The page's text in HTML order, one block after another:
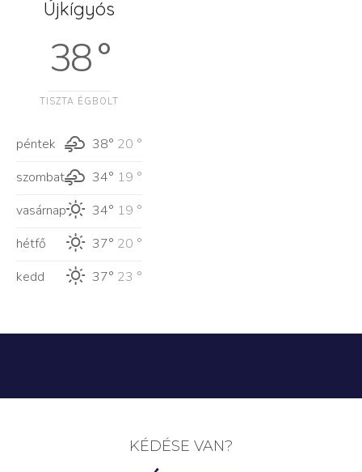
Újkígyós
38 °
TISZTA ÉGBOLT
péntek 38° 20 °
szombat
34° 19 °
vasárnap
34° 19 °
hétfő
37° 20 °
kedd
37° 23 °
KÉDÉSE VAN?